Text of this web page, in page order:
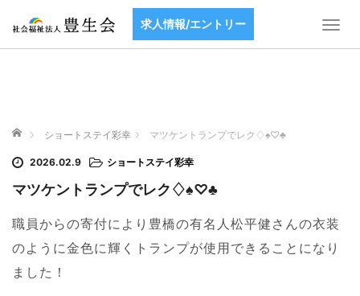
T
o
a
t
i
求人情報/エントリー
ホーム ショートステイ彩幸 マツケントランプでレク♢♠♡♣
2026.02.9 ショートステイ彩幸
マツケントランプでレク♢♠♡♣
職員からの寄付により豊橋の有名人松平健さんの衣装
のように金色に輝くトランプが使用できることになり
ました！